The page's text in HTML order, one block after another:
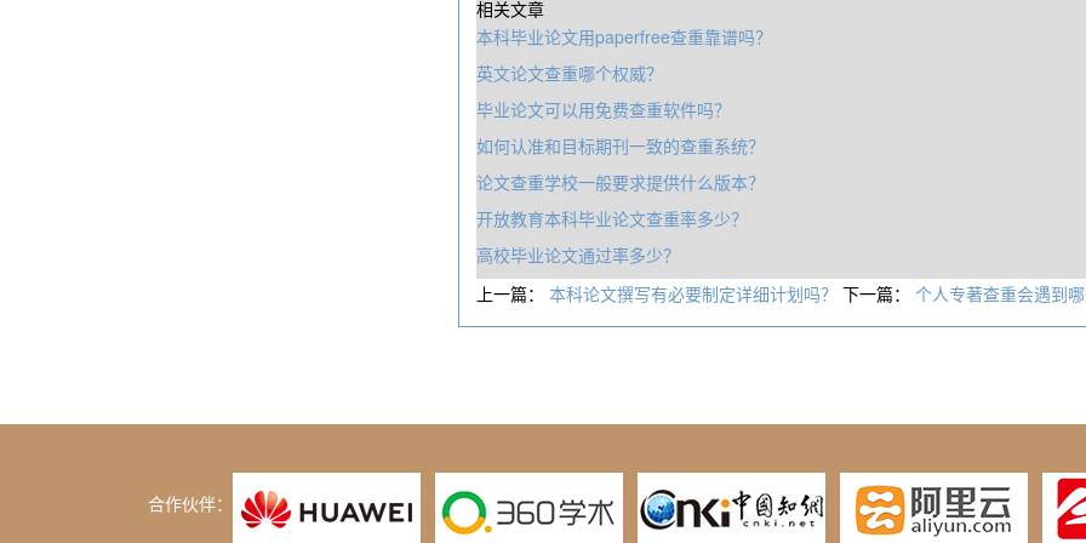
相关文章
本科毕业论文用paperfree查重靠谱吗？
英文论文查重哪个权威？
毕业论文可以用免费查重软件吗？
如何认准和目标期刊一致的查重系统？
论文查重学校一般要求提供什么版本？
开放教育本科毕业论文查重率多少？
高校毕业论文通过率多少？
上一篇： 本科论文撰写有必要制定详细计划吗？ 下一篇： 个人专著查重会遇到
合作伙伴：